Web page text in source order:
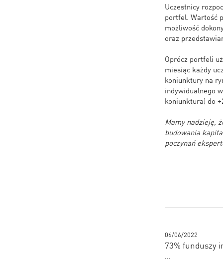
Uczestnicy
portfel. Wartość
możliwość
oraz
Oprócz portfeli
miesiąc każdy
koniunktury na
indywidualnego
koniunktura) do
Mamy nadzieję,
budowania
poczynań
06/06/2022
73% funduszy
...